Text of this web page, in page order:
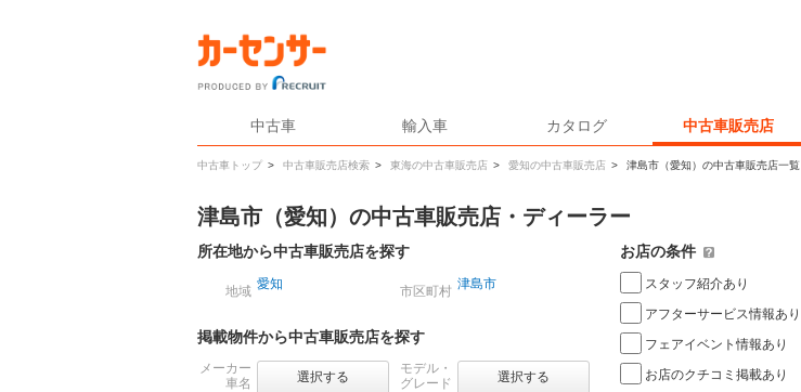
中古車 輸入車 カタログ 中古車販売店
中古車トップ > 中古車販売店検索 > 東海の中古車販売店 > 愛知の中古車販売店 > 津島市（愛知）の中古車販売店一覧
津島市（愛知）の中古車販売店・ディーラー
所在地から中古車販売店を探す
地域 愛知 市区町村 津島市
掲載物件から中古車販売店を探す
メーカー
車名
選択する
モデル・
グレード
選択する
お店の条件
スタッフ紹介あり
アフターサービス情報あり
フェアイベント情報あり
お店のクチコミ掲載あり